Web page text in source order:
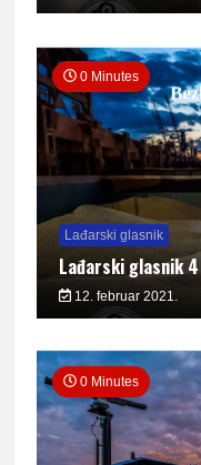
0 Minutes
Lađarski glasnik
Lađarski glasnik 4
12. februar 2021.
0 Minutes